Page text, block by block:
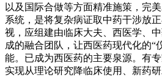
以及国际合做等方面精准施策，完
系统，是将复杂病证取中药干涉放
视，应组建由临床大夫、西医学、
成的融合团队，让西医药现代化的“
能。已成为西医药的主要泉源。有
实现从理论研究降临床使用、新药